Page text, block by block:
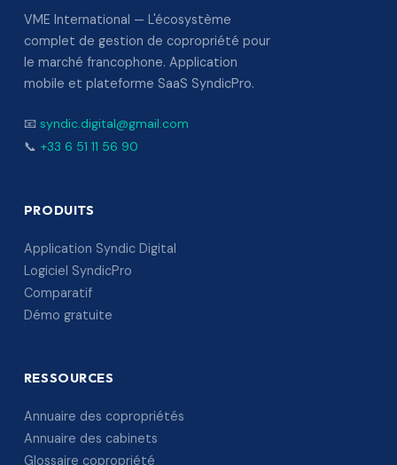
VME International — L'écosystème
complet de gestion de copropriété pour
le marché francophone. Application
mobile et plateforme SaaS SyndicPro.
📧 syndic.digital@gmail.com
📞 +33 6 51 11 56 90
PRODUITS
Application Syndic Digital
Logiciel SyndicPro
Comparatif
Démo gratuite
RESSOURCES
Annuaire des copropriétés
Annuaire des cabinets
Glossaire copropriété